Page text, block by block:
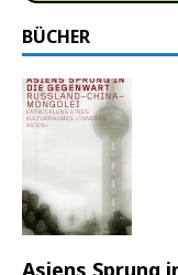
BÜCHER
Asiens Sprung